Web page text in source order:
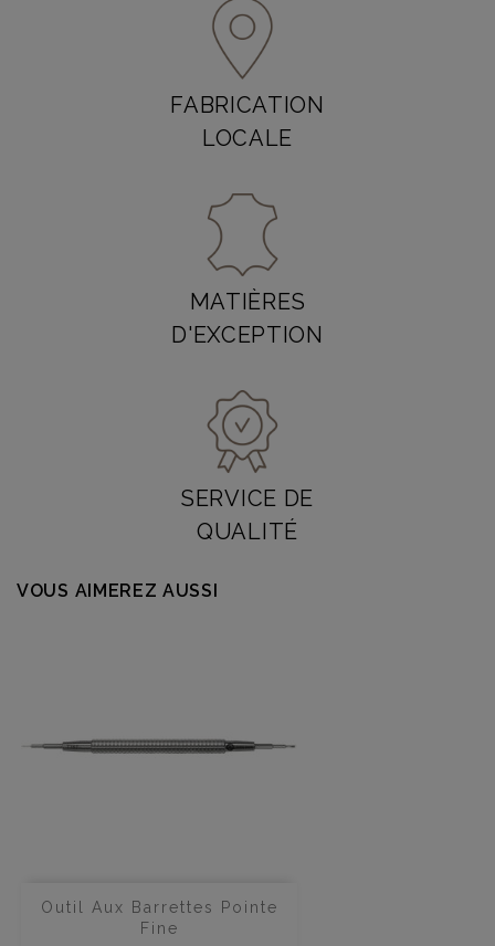
FABRICATION
LOCALE
MATIÈRES
D'EXCEPTION
SERVICE DE
QUALITÉ
VOUS AIMEREZ AUSSI
Outil Aux Barrettes Pointe
Fine